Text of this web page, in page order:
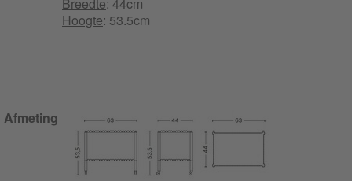
Afmeting
Breedte: 44cm
Hoogte: 53.5cm